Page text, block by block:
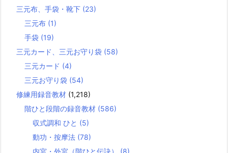
三元布、手袋・靴下 (23)
三元布 (1)
手袋 (19)
三元カード、三元お守り袋 (58)
三元カード (4)
三元お守り袋 (54)
修練用録音教材 (1,218)
階ひと段階の録音教材 (586)
収式調和 ひと (5)
動功・按摩法 (78)